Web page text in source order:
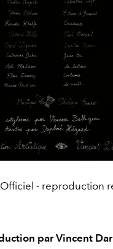
- reproduction
par Vincent